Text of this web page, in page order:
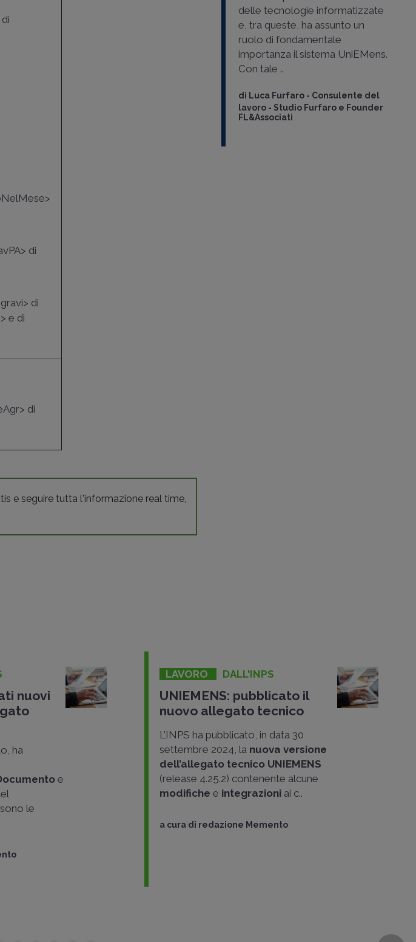
di
di
e di
di
e seguire tutta l'informazione real time,
delle tecnologie informatizzate
e, tra queste, ha assunto un
ruolo di fondamentale
importanza il sistema UniEMens.
Con tale ..
di Luca Furfaro - Consulente del
lavoro - Studio Furfaro e Founder
FL&Associati
nuovi
ha
e
le
LAVORO DALL'INPS
UNIEMENS: pubblicato il
nuovo allegato tecnico
L’INPS ha pubblicato, in data 30
settembre 2024, la nuova versione
dell’allegato tecnico UNIEMENS
(release 4.25.2) contenente alcune
modifiche e integrazioni ai c..
a cura di redazione Memento